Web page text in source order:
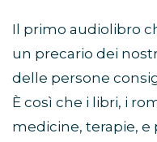
Il primo audiolibro
un precario dei
delle persone
È così che i libri, i
medicine, terapie,